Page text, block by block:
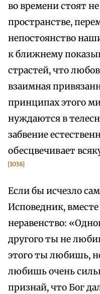
во времени стоят
пространстве,
непостоянство
к ближнему
страстей, что
взаимная
принципах этого
нуждаются в
забвение
обесцвечивает
[1038]
Если бы исчезло
Исповедник,
неравенство:
другого ты не
этого ты любишь,
любишь очень
признай, что Бог